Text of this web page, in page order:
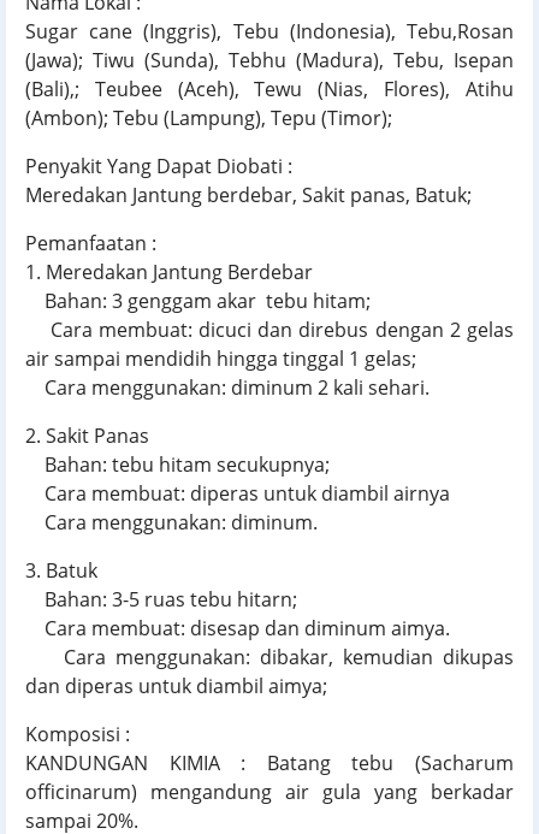
Sugar cane (Inggris), Tebu (Indonesia), Tebu,Rosan
(Jawa); Tiwu (Sunda), Tebhu (Madura), Tebu, Isepan
(Bali),; Teubee (Aceh), Tewu (Nias, Flores), Atihu
(Ambon); Tebu (Lampung), Tepu (Timor);
Penyakit Yang Dapat Diobati :
Meredakan Jantung berdebar, Sakit panas, Batuk;
Pemanfaatan :
1. Meredakan Jantung Berdebar
Bahan: 3 genggam akar tebu hitam;
Cara membuat: dicuci dan direbus dengan 2 gelas
air sampai mendidih hingga tinggal 1 gelas;
Cara menggunakan: diminum 2 kali sehari.
2. Sakit Panas
Bahan: tebu hitam secukupnya;
Cara membuat: diperas untuk diambil airnya
Cara menggunakan: diminum.
3. Batuk
Bahan: 3-5 ruas tebu hitarn;
Cara membuat: disesap dan diminum aimya.
Cara menggunakan: dibakar, kemudian dikupas
dan diperas untuk diambil aimya;
Komposisi :
KANDUNGAN KIMIA : Batang tebu (Sacharum
officinarum) mengandung air gula yang berkadar
sampai 20%.